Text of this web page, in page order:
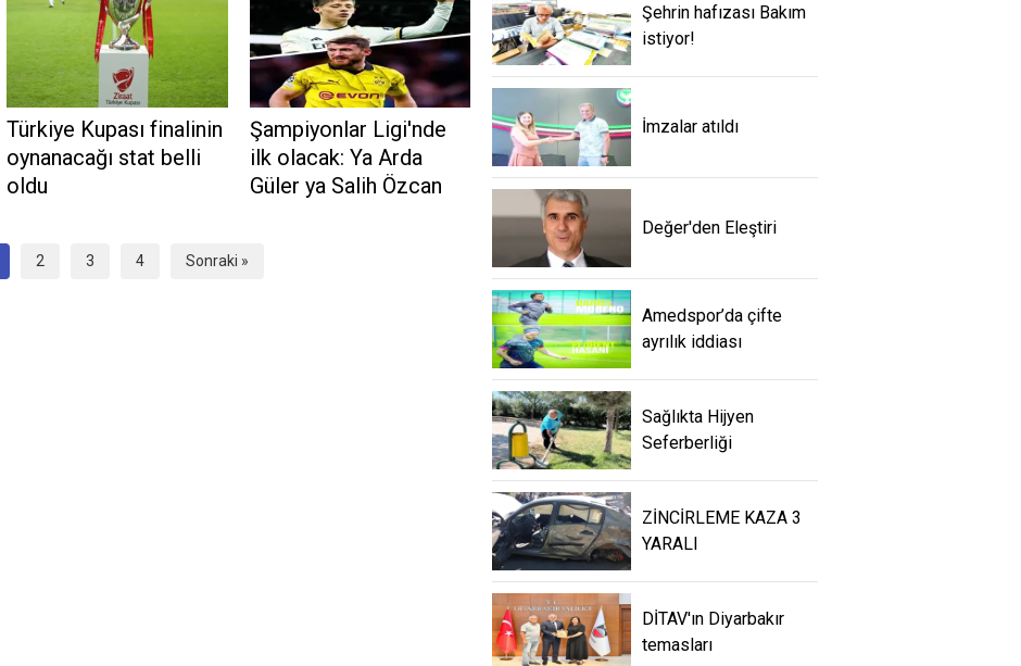
Türkiye Kupası finalinin
oynanacağı stat belli
oldu
Şampiyonlar Ligi'nde
ilk olacak: Ya Arda
Güler ya Salih Özcan
2 3 4 Sonraki »
Şehrin hafızası Bakım
istiyor!
İmzalar atıldı
Değer'den Eleştiri
Amedspor’da çifte
ayrılık iddiası
Sağlıkta Hijyen
Seferberliği
ZİNCİRLEME KAZA 3
YARALI
DİTAV'ın Diyarbakır
temasları